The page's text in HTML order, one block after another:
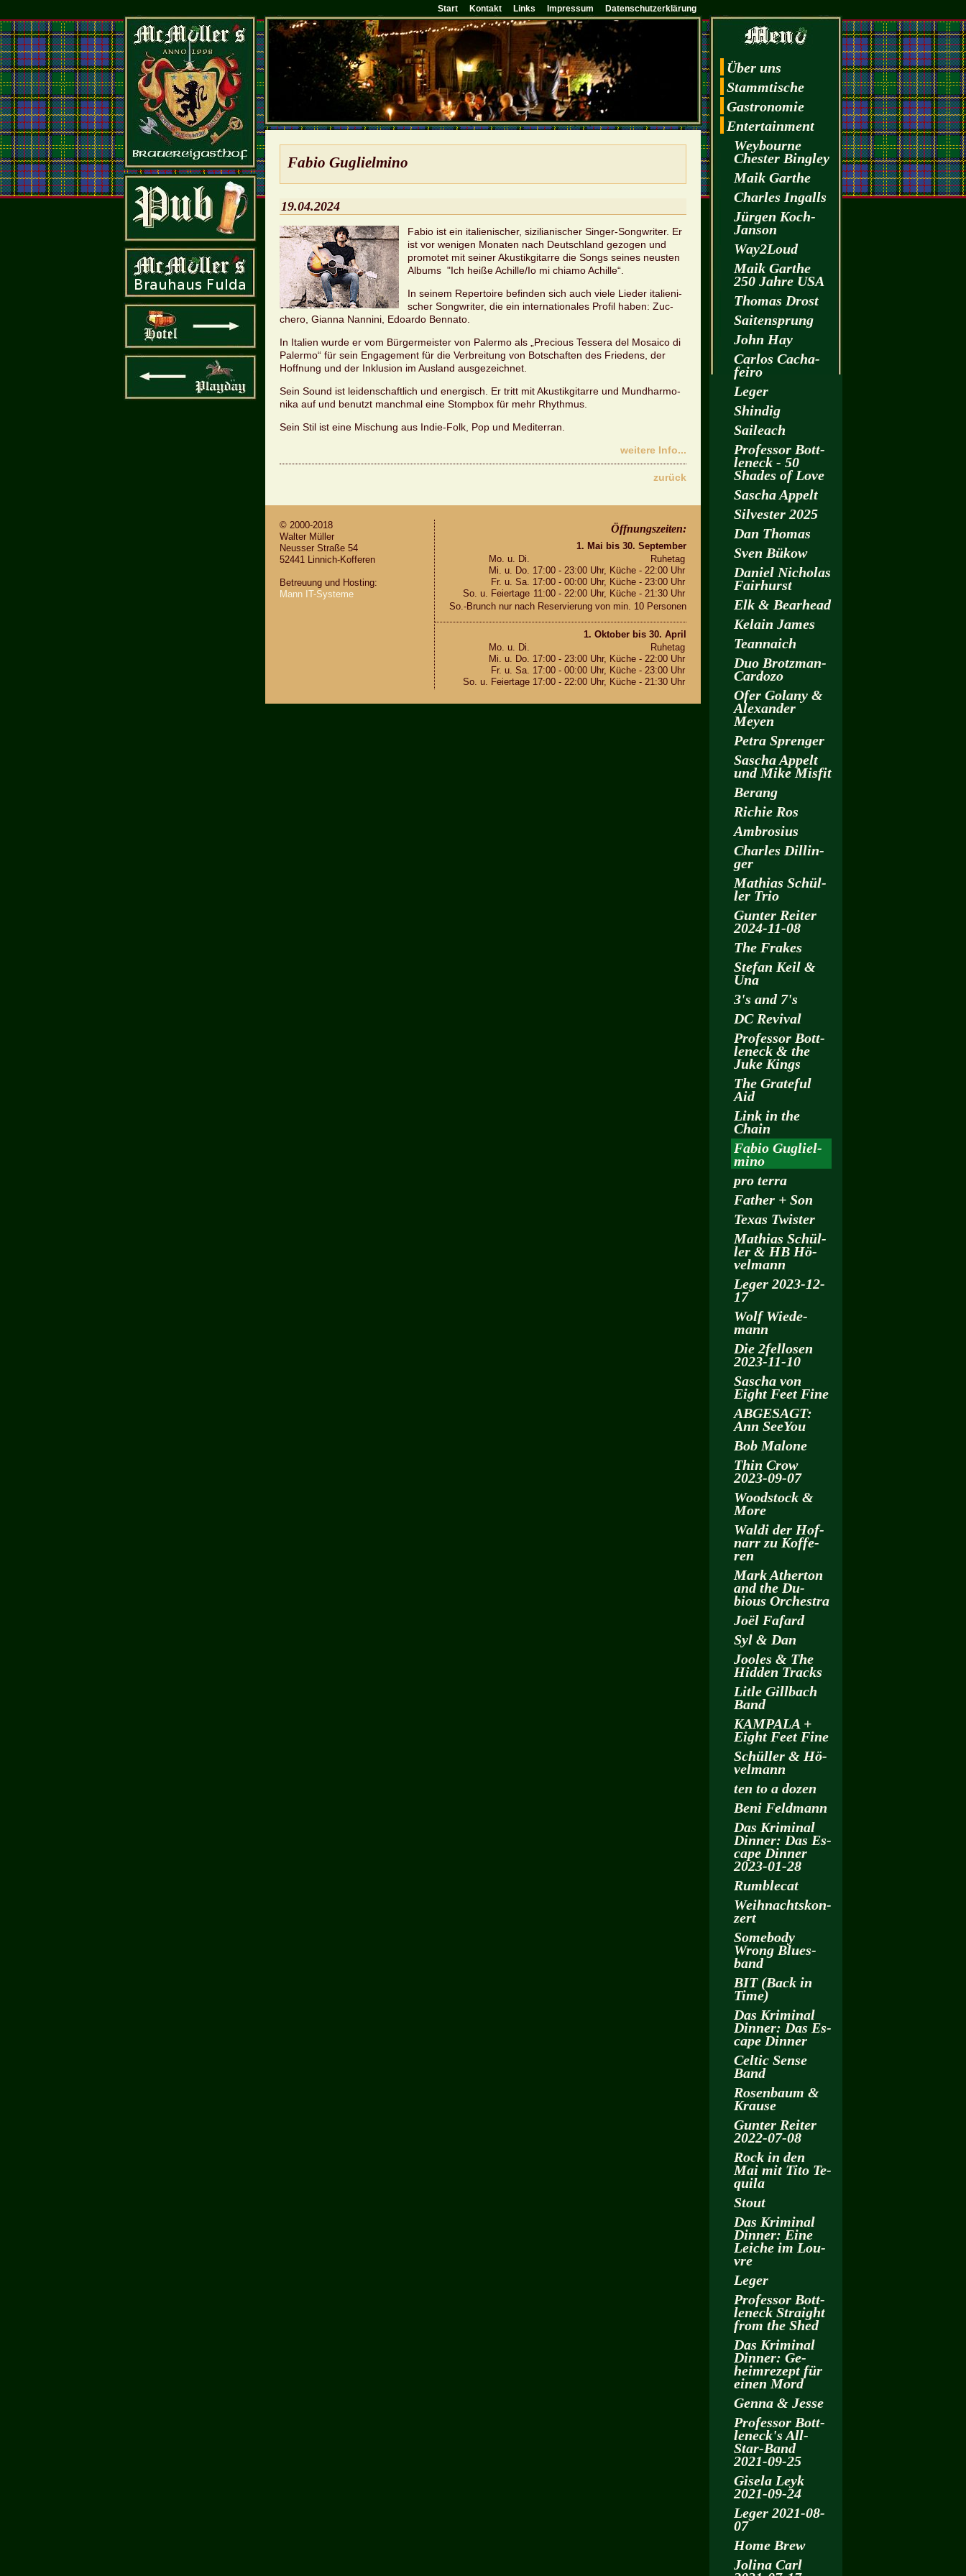
Start Kontakt Links Impressum Datenschutzerklärung
Über uns
Stamm­ti­sche
Gas­tro­no­mie
En­ter­tain­ment
Wey­bourne
Ches­ter Bin­gley
Maik Garthe
Charles In­galls
Jür­gen Koch-
Jan­son
Way2­Loud
Maik Garthe
250 Jahre USA
Tho­mas Drost
Sai­ten­sprung
John Hay
Car­los Cacha­
fei­ro
Leger
Shin­dig
Sai­leach
Pro­fes­sor Bott­
len­eck - 50
Shades of Love
Sa­scha Ap­pelt
Sil­ves­ter 2025
Dan Tho­mas
Sven Bükow
Da­ni­el Ni­cho­las
Fairhurst
Elk & Be­arhead
Kelain James
Te­an­naich
Duo Brotz­man-
Car­do­zo
Ofer Go­la­ny &
Alex­an­der
Meyen
Petra Spren­ger
Sa­scha Ap­pelt
und Mike Mis­fit
Be­rang
Ri­chie Ros
Am­bro­si­us
Charles Dil­lin­
ger
Ma­thi­as Schül­
ler Trio
Gun­ter Rei­ter
2024-11-08
The Fra­kes
Ste­fan Keil &
Una
3's and 7's
DC Re­vi­val
Pro­fes­sor Bott­
len­eck & the
Juke Kings
The Gra­te­ful
Aid
Link in the
Chain
Fabio Gu­gliel­
mi­no
pro terra
Fa­ther + Son
Texas Twis­ter
Ma­thi­as Schül­
ler & HB Hö­
vel­mann
Leger 2023-12-
17
Wolf Wie­de­
mann
Die 2fel­lo­sen
2023-11-10
Sa­scha von
Eight Feet Fine
AB­GE­SAGT:
Ann SeeY­ou
Bob Ma­lo­ne
Thin Crow
2023-09-07
Wood­stock &
More
Waldi der Hof­
narr zu Kof­fe­
ren
Mark Ather­ton
and the Du­
bious Or­ches­tra
Joël Fa­fard
Syl & Dan
Joo­les & The
Hi­d­den Tracks
Litle Gill­bach
Band
KAM­PA­LA +
Eight Feet Fine
Schül­ler & Hö­
vel­mann
ten to a dozen
Beni Feld­mann
Das Kri­mi­nal
Din­ner: Das Es­
cape Din­ner
2023-01-28
Rum­ble­cat
Weih­nachts­kon­
zert
Some­bo­dy
Wrong Blues­
band
BIT (Back in
Time)
Das Kri­mi­nal
Din­ner: Das Es­
cape Din­ner
Cel­tic Sense
Band
Ro­sen­baum &
Krau­se
Gun­ter Rei­ter
2022-07-08
Rock in den
Mai mit Tito Te­
qui­la
Stout
Das Kri­mi­nal
Din­ner: Eine
Lei­che im Lou­
vre
Leger
Pro­fes­sor Bott­
len­eck Strai­ght
from the Shed
Das Kri­mi­nal
Din­ner: Ge­
heim­re­zept für
einen Mord
Genna & Jesse
Pro­fes­sor Bott­
len­eck's All-
Star-Band
2021-09-25
Gi­se­la Leyk
2021-09-24
Leger 2021-08-
07
Home Brew
Jo­li­na Carl
Fabio Gu­gliel­mi­no
19.04.2024
Fabio ist ein ita­lie­ni­scher, si­zi­lia­ni­scher Sin­ger-Song­wri­ter. Er
ist vor we­ni­gen Mo­na­ten nach Deutsch­land ge­zo­gen und
pro­mo­tet mit sei­ner Akus­tik­gi­tar­re die Songs sei­nes neus­ten
Al­bums "Ich heiße Achil­le/Io mi chia­mo Achil­le“.
In sei­nem Re­per­toire be­fin­den sich auch viele Lie­der ita­lie­ni­
scher Song­wri­ter, die ein in­ter­na­tio­na­les Pro­fil haben: Zuc­
che­ro, Gi­an­na Nan­ni­ni, Edo­ar­do Ben­na­to.
In Ita­li­en wurde er vom Bür­ger­meis­ter von Pa­ler­mo als „Pre­cious Tes­se­ra del Mo­sai­co di
Pa­ler­mo“ für sein En­ga­ge­ment für die Ver­brei­tung von Bot­schaf­ten des Frie­dens, der
Hoff­nung und der In­klu­si­on im Aus­land aus­ge­zeich­net.
Sein Sound ist lei­den­schaft­lich und en­er­gisch. Er tritt mit Akus­tik­gi­tar­re und Mund­har­mo­
ni­ka auf und be­nutzt manch­mal eine Stomp­box für mehr Rhyth­mus.
Sein Stil ist eine Mi­schung aus In­die-Folk, Pop und Me­di­ter­ran.
wei­te­re Info...
zu­rück
Öff­nungs­zei­ten:
1. Mai bis 30. Sep­tem­ber
Mo. u. Di.
Mi. u. Do.
Fr. u. Sa.
So. u. Fei­er­ta­ge
Ru­he­tag
17:00 - 23:00 Uhr, Küche - 22:00 Uhr
17:00 - 00:00 Uhr, Küche - 23:00 Uhr
11:00 - 22:00 Uhr, Küche - 21:30 Uhr
So.-Brunch nur nach Re­ser­vie­rung von min. 10 Per­so­nen
1. Ok­to­ber bis 30. April
Mo. u. Di.
Mi. u. Do.
Fr. u. Sa.
So. u. Fei­er­ta­ge
Ru­he­tag
17:00 - 23:00 Uhr, Küche - 22:00 Uhr
17:00 - 00:00 Uhr, Küche - 23:00 Uhr
17:00 - 22:00 Uhr, Küche - 21:30 Uhr
© 2000-2018
Wal­ter Mül­ler
Neus­ser Stra­ße 54
52441 Lin­nich-Kof­fe­ren
Be­treu­ung und Hos­ting:
Mann IT-Sys­te­me